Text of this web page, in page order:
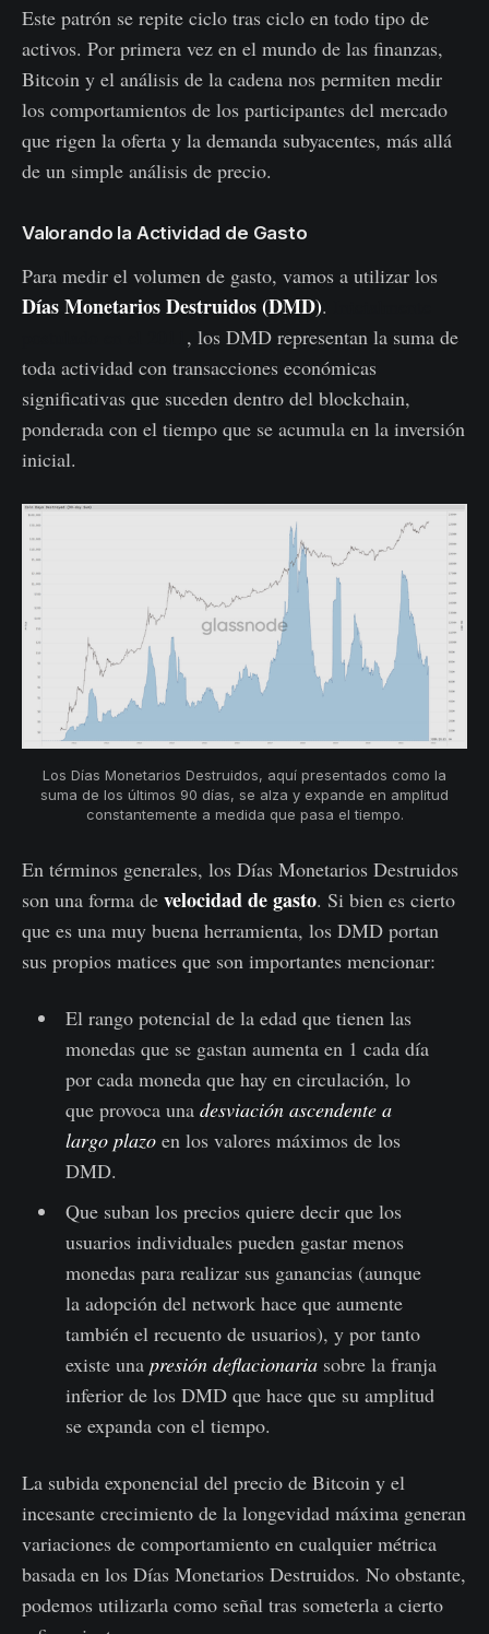
Este patrón se repite ciclo tras ciclo en todo tipo de
activos. Por primera vez en el mundo de las finanzas,
Bitcoin y el análisis de la cadena nos permiten medir
los comportamientos de los participantes del mercado
que rigen la oferta y la demanda subyacentes, más allá
de un simple análisis de precio.
Valorando la Actividad de Gasto
Para medir el volumen de gasto, vamos a utilizar los
Días Monetarios Destruidos (DMD).
, los DMD representan la suma de
toda actividad con transacciones económicas
significativas que suceden dentro del blockchain,
ponderada con el tiempo que se acumula en la inversión
inicial.
Los Días Monetarios Destruidos, aquí presentados como la
suma de los últimos 90 días, se alza y expande en amplitud
constantemente a medida que pasa el tiempo.
En términos generales, los Días Monetarios Destruidos
son una forma de velocidad de gasto. Si bien es cierto
que es una muy buena herramienta, los DMD portan
sus propios matices que son importantes mencionar:
El rango potencial de la edad que tienen las
monedas que se gastan aumenta en 1 cada día
por cada moneda que hay en circulación, lo
que provoca una desviación ascendente a
largo plazoen los valores máximos de los
DMD.
Que suban los precios quiere decir que los
usuarios individuales pueden gastar menos
monedas para realizar sus ganancias (aunque
la adopción del network hace que aumente
también el recuento de usuarios), y por tanto
existe una presión deflacionariasobre la franja
inferior de los DMD que hace que su amplitud
se expanda con el tiempo.
La subida exponencial del precio de Bitcoin y el
incesante crecimiento de la longevidad máxima generan
variaciones de comportamiento en cualquier métrica
basada en los Días Monetarios Destruidos. No obstante,
podemos utilizarla como señal tras someterla a cierto